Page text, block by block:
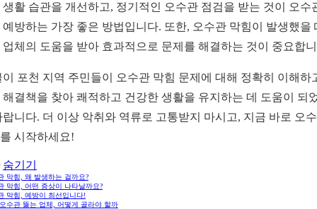
생활 습관을 개선하고, 정기적인 오수관 점검을 받는 것이 오수
예방하는 가장 좋은 방법입니다. 또한, 오수관 막힘이 발생했을
업체의 도움을 받아 효과적으로 문제를 해결하는 것이 중요합
이 포천 지역 주민들이 오수관 막힘 문제에 대해 정확히 이해하
해결책을 찾아 쾌적하고 건강한 생활을 유지하는 데 도움이 되
랍니다. 더 이상 악취와 역류로 고통받지 마시고, 지금 바로 오
시작하세요!
숨기기
막힘, 왜 발생하는 걸까요?
막힘, 어떤 증상이 나타날까요?
막힘, 예방이 최선입니다!
수관 뚫는 업체, 어떻게 골라야 할까